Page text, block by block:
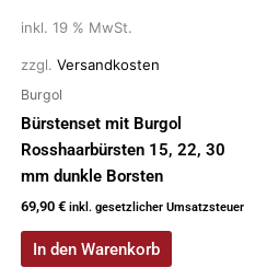
inkl. 19 % MwSt.
zzgl. Versandkosten
Burgol
Bürstenset mit Burgol
Rosshaarbürsten 15, 22, 30
mm dunkle Borsten
69,90 € inkl. gesetzlicher Umsatzsteuer
In den Warenkorb